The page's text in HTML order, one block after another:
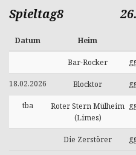
Spieltag8
Datum Heim
Bar-Rocker
18.02.2026 Blocktor
tba
Roter Stern Mülheim
(Limes)
Die Zerstörer